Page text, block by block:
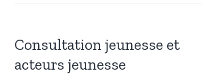
impact(s)
sur
Consultation jeunesse et
acteurs jeunesse